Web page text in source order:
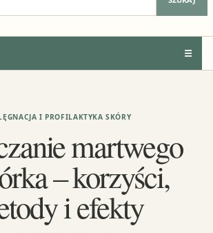
☰
I PROFILAKTYKA SKÓRY
martwego
– korzyści,
i efekty